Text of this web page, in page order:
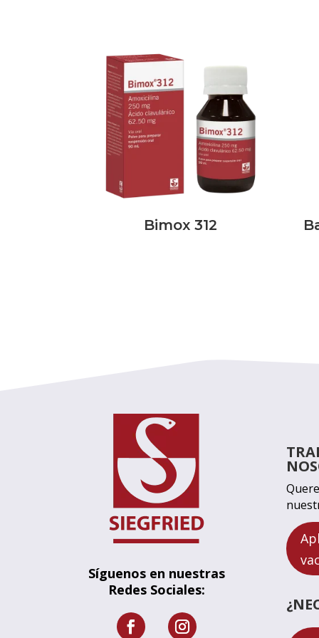
Bimox 312
Síguenos en nuestras
Redes Sociales: